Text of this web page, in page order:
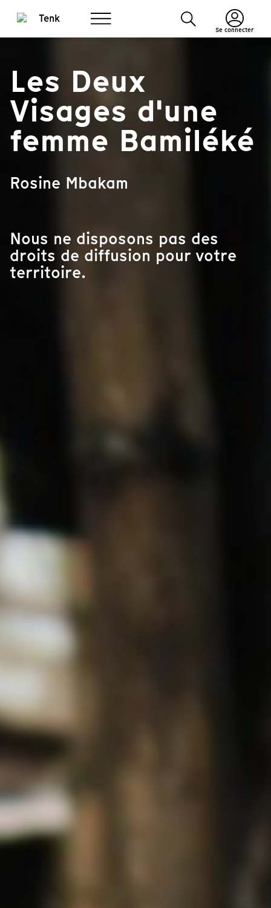
Se connecter
Les Deux
Visages d'une
femme Bamiléké
Rosine Mbakam
Nous ne disposons pas des
droits de diffusion pour votre
territoire.